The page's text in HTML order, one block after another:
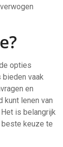
opties
vaak
en
kunt lenen van
is belangrijk
keuze te